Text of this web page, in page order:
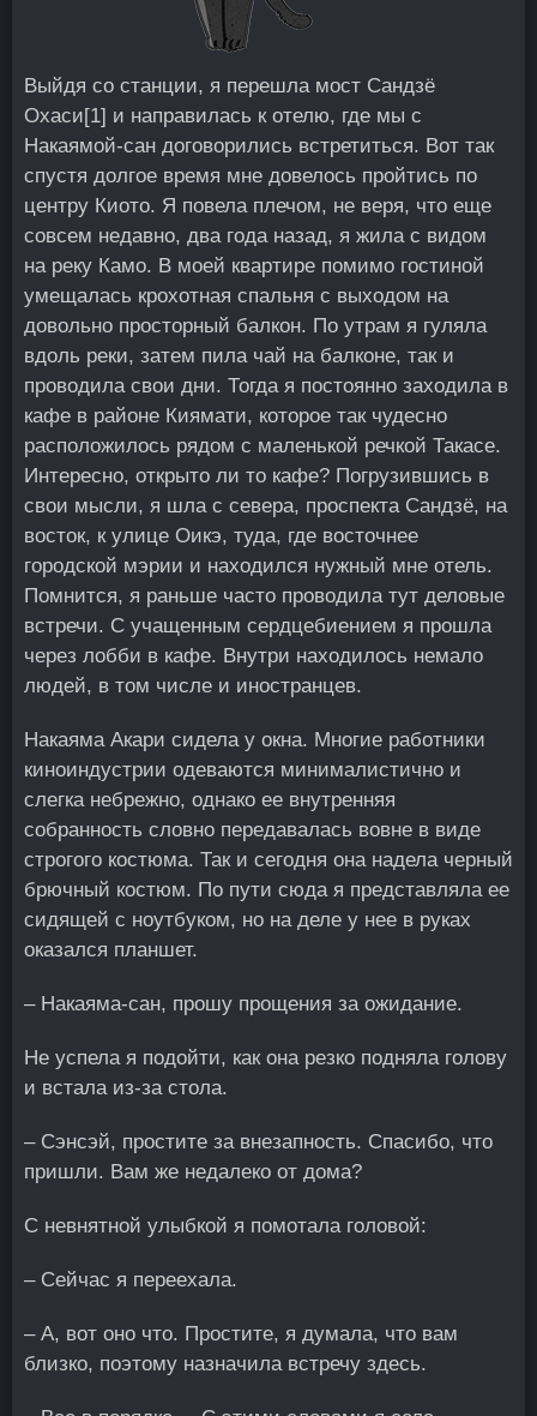
Выйдя со станции, я перешла мост Сандзё
Охаси[1] и направилась к отелю, где мы с
Накаямой-сан договорились встретиться. Вот так
спустя долгое время мне довелось пройтись по
центру Киото. Я повела плечом, не веря, что еще
совсем недавно, два года назад, я жила с видом
на реку Камо. В моей квартире помимо гостиной
умещалась крохотная спальня с выходом на
довольно просторный балкон. По утрам я гуляла
вдоль реки, затем пила чай на балконе, так и
проводила свои дни. Тогда я постоянно заходила в
кафе в районе Киямати, которое так чудесно
расположилось рядом с маленькой речкой Такасе.
Интересно, открыто ли то кафе? Погрузившись в
свои мысли, я шла с севера, проспекта Сандзё, на
восток, к улице Оикэ, туда, где восточнее
городской мэрии и находился нужный мне отель.
Помнится, я раньше часто проводила тут деловые
встречи. С учащенным сердцебиением я прошла
через лобби в кафе. Внутри находилось немало
людей, в том числе и иностранцев.
Накаяма Акари сидела у окна. Многие работники
киноиндустрии одеваются минималистично и
слегка небрежно, однако ее внутренняя
собранность словно передавалась вовне в виде
строгого костюма. Так и сегодня она надела черный
брючный костюм. По пути сюда я представляла ее
сидящей с ноутбуком, но на деле у нее в руках
оказался планшет.
– Накаяма-сан, прошу прощения за ожидание.
Не успела я подойти, как она резко подняла голову
и встала из-за стола.
– Сэнсэй, простите за внезапность. Спасибо, что
пришли. Вам же недалеко от дома?
С невнятной улыбкой я помотала головой:
– Сейчас я переехала.
– А, вот оно что. Простите, я думала, что вам
близко, поэтому назначила встречу здесь.